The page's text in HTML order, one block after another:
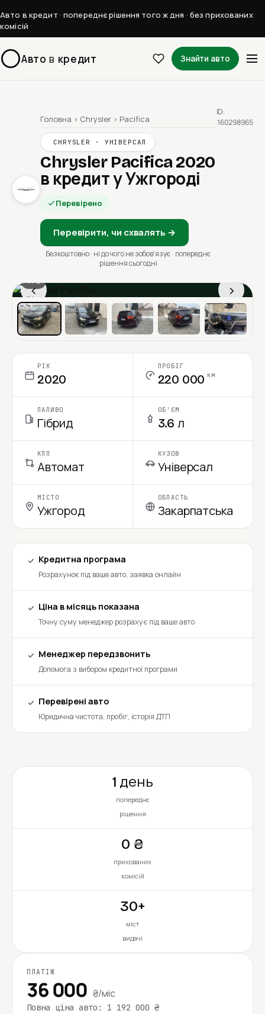
Авто в кредит · попереднє рішення того ж дня · без прихованих
комісій
Авто в кредит Знайти авто
Головна › Chrysler › Pacifica
CHRYSLER · УНІВЕРСАЛ
Chrysler Pacifica 2020
в кредит у Ужгороді
Перевірено
Перевірити, чи схвалять →
Безкоштовно · ні до чого не зобовʼязує · попереднє
рішення сьогодні
ID:
160298965
‹ ›
1 / 6
Ціна в місяць
РІК
2020
ПРОБІГ
220 000 км
ПАЛИВО
Гібрид
ОБ'ЄМ
3.6 л
КПП
Автомат
КУЗОВ
Універсал
МІСТО
Ужгород
ОБЛАСТЬ
Закарпатська
Кредитна програма
Розрахунок під ваше авто, заявка онлайн
Ціна в місяць показана
Точну суму менеджер розрахує під ваше авто
Менеджер передзвонить
Допомога з вибором кредитної програми
Перевірені авто
Юридична чистота, пробіг, історія ДТП
1 день
попереднє
рішення
0 ₴
прихованих
комісій
30+
міст
видачі
ПЛАТІЖ
36 000 ₴/міс
Повна ціна авто: 1 192 000 ₴